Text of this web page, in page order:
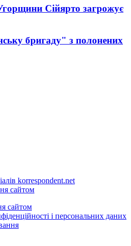
Сійярто загрожує
бригаду" з полонених
korrespondent.net
сайтом
сайтом
і персональних даних